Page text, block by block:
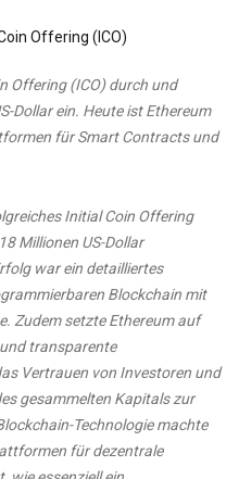
Offering (ICO) durch und
Dollar ein. Heute ist Ethereum
für Smart Contracts und
Initial Coin Offering
Millionen US-Dollar
war ein detailliertes
Blockchain mit
Zudem setzte Ethereum auf
transparente
Vertrauen von Investoren und
gesammelten Kapitals zur
Technologie machte
für dezentrale